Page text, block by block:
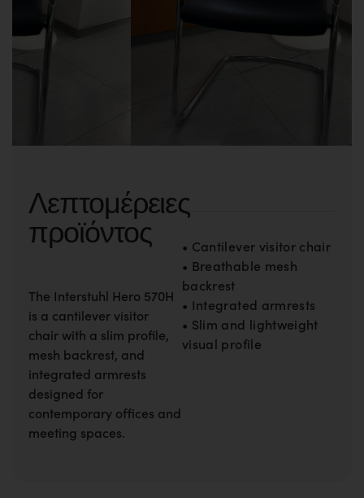
Λεπτομέρειες
προϊόντος
The Interstuhl Hero 570H
is a cantilever visitor
chair with a slim profile,
mesh backrest, and
integrated armrests
designed for
contemporary offices and
meeting spaces.
• Cantilever visitor chair
• Breathable mesh
backrest
• Integrated armrests
• Slim and lightweight
visual profile